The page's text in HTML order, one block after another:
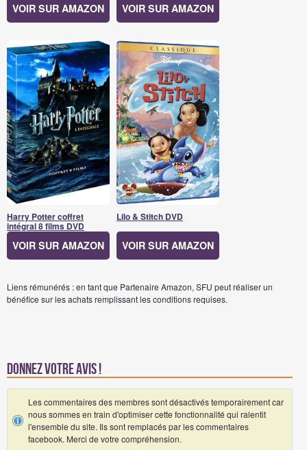
VOIR SUR AMAZON VOIR SUR AMAZON
Harry Potter coffret
intégral 8 films DVD
VOIR SUR AMAZON
Lilo & Stitch DVD
VOIR SUR AMAZON
Liens rémunérés : en tant que Partenaire Amazon, SFU peut réaliser un
bénéfice sur les achats remplissant les conditions requises.
Donnez votre avis !
Les commentaires des membres sont désactivés temporairement car
nous sommes en train d'optimiser cette fonctionnalité qui ralentit
l'ensemble du site. Ils sont remplacés par les commentaires
facebook. Merci de votre compréhension.